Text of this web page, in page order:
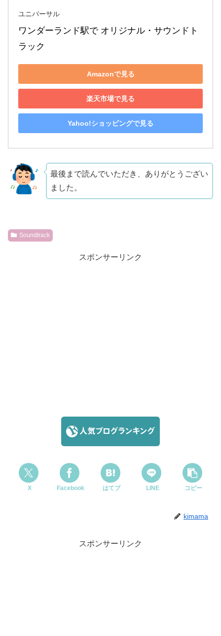
ユニバーサル
ワンダーランド駅で オリジナル・サウンドト
ラック
Amazonで見る
楽天市場で見る
Yahoo!ショッピングで見る
最後まで読んでいただき、ありがとうござい
ました。
Soundtrack
スポンサーリンク
X Facebook はてブ LINE コピー
kimama
スポンサーリンク